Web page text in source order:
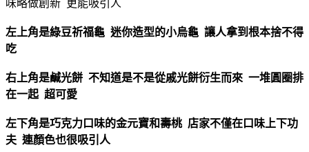
味略做創新 更能吸引人
左上角是綠豆祈福龜 迷你造型的小烏龜 讓人拿到根本捨不得
吃
右上角是鹹光餅 不知道是不是從戚光餅衍生而來 一堆圓圈排
在一起 超可愛
左下角是巧克力口味的金元寶和壽桃 店家不僅在口味上下功
夫 連顏色也很吸引人